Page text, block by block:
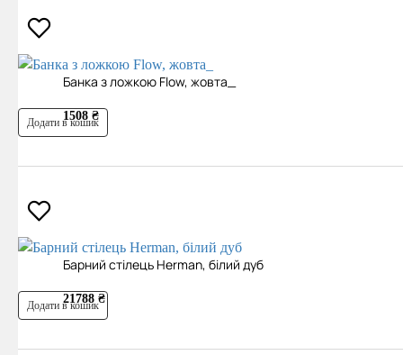
Банка з ложкою Flow, жовта_
1508 ₴
Додати в кошик
Барний стілець Herman, білий дуб
21788 ₴
Додати в кошик